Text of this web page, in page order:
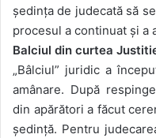
ședința de judecată să
procesul a continuat și a
Balciul din curtea
„Bâlciul” juridic a
amânare. După
din apărători a făcut
ședință. Pentru